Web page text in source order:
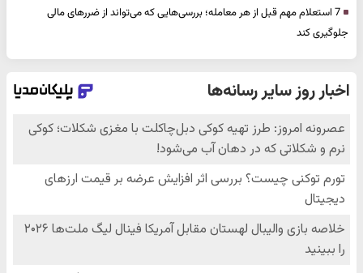
7 استعلام مهم قبل از هر معامله؛ بررسی‌هایی که می‌تواند از ضررهای مالی
جلوگیری کند